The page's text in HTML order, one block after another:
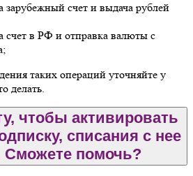
зарубежный счет и выдача рублей
счет в РФ и отправка валюты с
таких операций уточняйте у
делать.
чтобы активировать
списания с нее
Сможете помочь?